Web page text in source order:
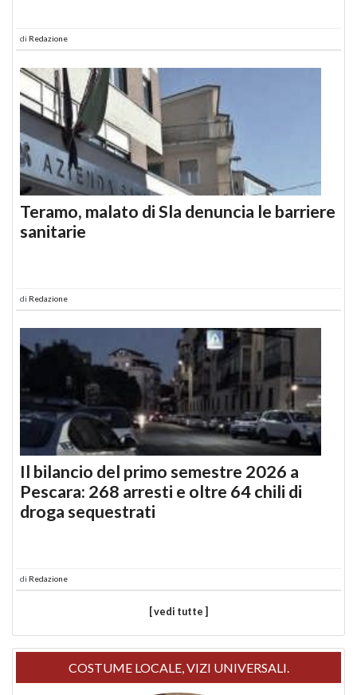
di Redazione
Teramo, malato di Sla denuncia le barriere
sanitarie
di Redazione
Il bilancio del primo semestre 2026 a
Pescara: 268 arresti e oltre 64 chili di
droga sequestrati
di Redazione
[ vedi tutte ]
COSTUME LOCALE, VIZI UNIVERSALI.